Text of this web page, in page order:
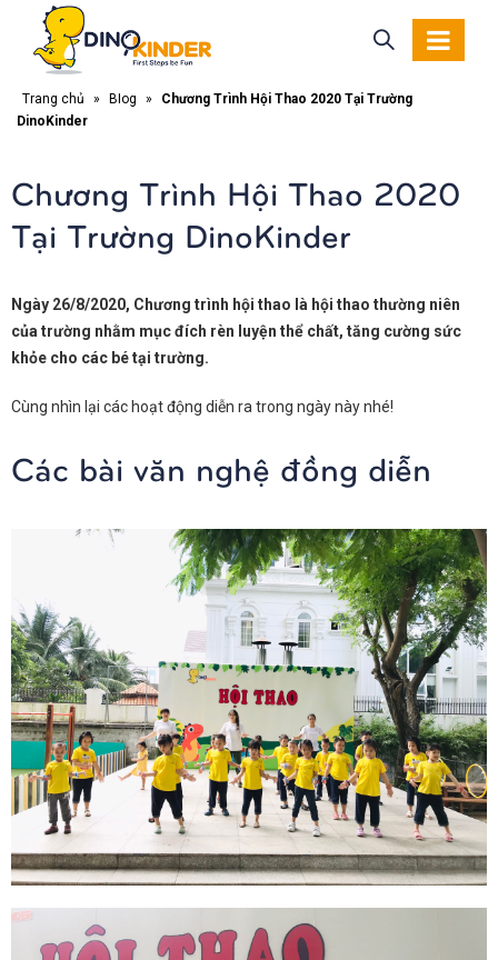
Trang chủ » Blog »
Chương Trình Hội Thao 2020 Tại Trường
DinoKinder
Chương Trình Hội Thao 2020
Tại Trường DinoKinder
Ngày 26/8/2020, Chương trình hội thao là hội thao thường niên
của trường nhằm mục đích rèn luyện thể chất, tăng cường sức
khỏe cho các bé tại trường.
Cùng nhìn lại các hoạt động diễn ra trong ngày này nhé!
Các bài văn nghệ đồng diễn